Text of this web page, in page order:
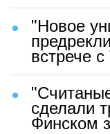
"Новое
встрече
сделали
Финском